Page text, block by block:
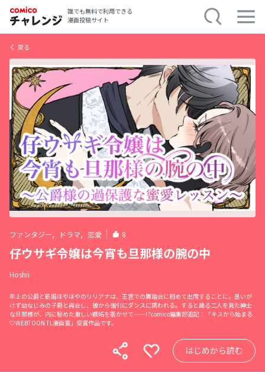
誰でも無料で利用できる
漫画投稿サイト
戻る
ファンタジー, ドラマ, 恋愛 8
仔ウサギ令嬢は今宵も旦那様の腕の中
Hoshii
年上の公爵と新婚ほやほやのリリアナは、王宮での舞踏会に初めて出席することに。思いが
けず幼なじみの子爵と再会し、彼から強引にダンスに誘われる。すると踊る二人を見た紳士
な旦那様が、内に秘めた激しい嫉妬を覗かせて——!?comico編集部追記：「キスから始まる
♡WEBTOON TL漫画賞」受賞作品です。
はじめから読む